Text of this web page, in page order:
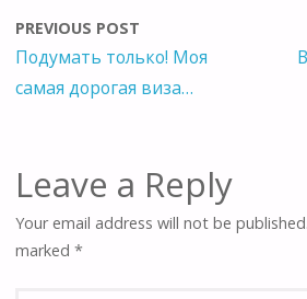
PREVIOUS POST
Подумать только! Моя
самая дорогая виза…
Leave a Reply
Your email address will not be published.
marked*